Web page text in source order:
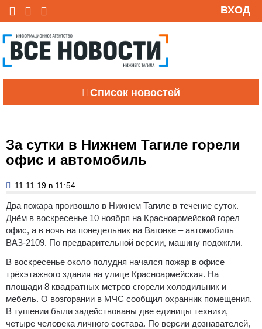
ВХОД
Список новостей
За сутки в Нижнем Тагиле горели
офис и автомобиль
11.11.19 в 11:54
Два пожара произошло в Нижнем Тагиле в течение суток.
Днём в воскресенье 10 ноября на Красноармейской горел
офис, а в ночь на понедельник на Вагонке – автомобиль
ВАЗ-2109. По предварительной версии, машину подожгли.
В воскресенье около полудня начался пожар в офисе
трёхэтажного здания на улице Красноармейская. На
площади 8 квадратных метров сгорели холодильник и
мебель. О возгорании в МЧС сообщил охранник помещения.
В тушении были задействованы две единицы техники,
четыре человека личного состава. По версии дознавателей,